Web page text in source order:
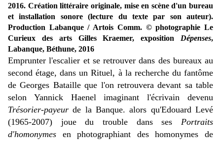
2016. Création littéraire originale, mise en scène d'un bureau
et installation sonore (lecture du texte par son auteur).
Production Labanque / Artois Comm. © photographie Le
Curieux des arts Gilles Kraemer, exposition Dépenses,
Labanque, Béthune, 2016
Emprunter l'escalier et se retrouver dans des bureaux au
second étage, dans un Rituel, à la recherche du fantôme
de Georges Bataille que l'on retrouvera devant sa table
selon Yannick Haenel imaginant l'écrivain devenu
Trésorier-payeur de la Banque. alors qu'Edouard Levé
(1965-2007) joue du trouble dans ses Portraits
d'homonymes en photographiant des homonymes de